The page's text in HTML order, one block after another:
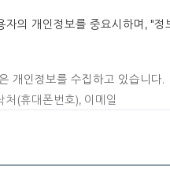
자의 개인정보를 중요시하며, "
개인정보를 수집하고 있습니다.
(휴대폰번호), 이메일